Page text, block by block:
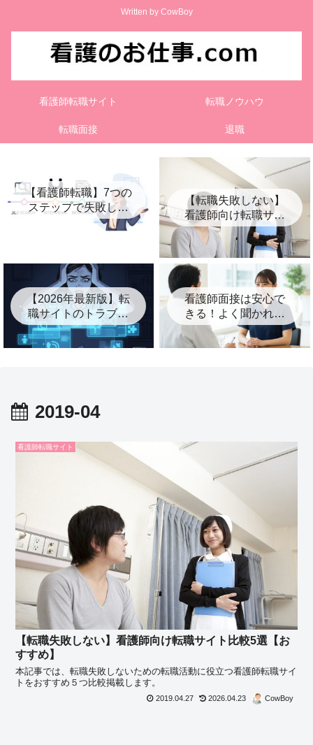
Written by CowBoy
看護師転職サイト 転職ノウハウ
転職面接 退職
【看護師転職】7つの
ステップで失敗しな
い進め方を徹底解説
【転職失敗しない】
看護師向け転職サイ
ト比較5選【おすす
め】
【2026年最新版】転
職サイトのトラブル
に注意！知らないと
困るポイントまとめ
看護師面接は安心で
きる！よく聞かれる
質問と答え方・逆質
問のコツ
2019-04
看護師転職サイト
【転職失敗しない】看護師向け転職サイト比較5選【お
すすめ】
本記事では、転職失敗しないための転職活動に役立つ看護師転職サイ
トをおすすめ５つ比較掲載します。
2019.04.27 2026.04.23 CowBoy